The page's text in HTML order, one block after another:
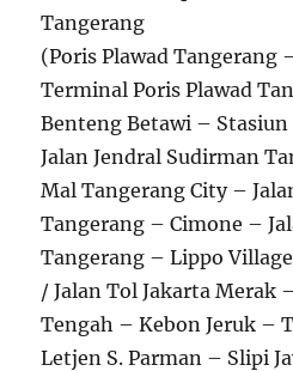
Tangerang
(Poris Plawad Tangerang
Terminal Poris Plawad
Benteng Betawi – Stasiun
Jalan Jendral Sudirman
Mal Tangerang City –
Tangerang – Cimone –
Tangerang – Lippo
/ Jalan Tol Jakarta Merak
Tengah – Kebon Jeruk –
Letjen S. Parman – Slipi